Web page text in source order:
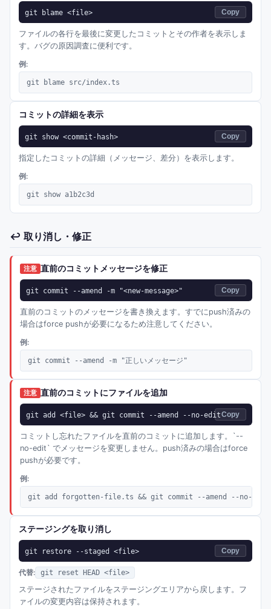
git blame <file> Copy
ファイルの各行を最後に変更したコミットとその作者を表示しま
す。バグの原因調査に便利です。
例:
git blame src/index.ts
コミットの詳細を表示
git show <commit-hash> Copy
指定したコミットの詳細（メッセージ、差分）を表示します。
例:
git show a1b2c3d
↩️ 取り消し・修正
注意 直前のコミットメッセージを修正
git commit --amend -m "<new-message>" Copy
直前のコミットのメッセージを書き換えます。すでにpush済みの
場合はforce pushが必要になるため注意してください。
例:
git commit --amend -m "正しいメッセージ"
注意 直前のコミットにファイルを追加
git add <file> && git commit --amend --no-editCopy
コミットし忘れたファイルを直前のコミットに追加します。`--
no-edit` でメッセージを変更しません。push済みの場合はforce
pushが必要です。
例:
git add forgotten-file.ts && git commit --amend --no-edit
ステージングを取り消し
git restore --staged <file> Copy
代替: git reset HEAD <file>
ステージされたファイルをステージングエリアから戻します。フ
ァイルの変更内容は保持されます。